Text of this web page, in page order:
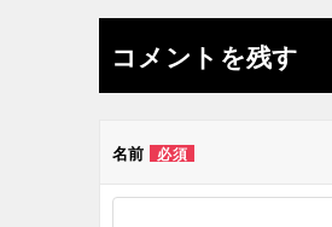
ナ
ビ
ゲ
ー
コメントを残す
名前 必須